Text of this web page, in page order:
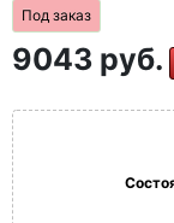
Под заказ
9043 руб.